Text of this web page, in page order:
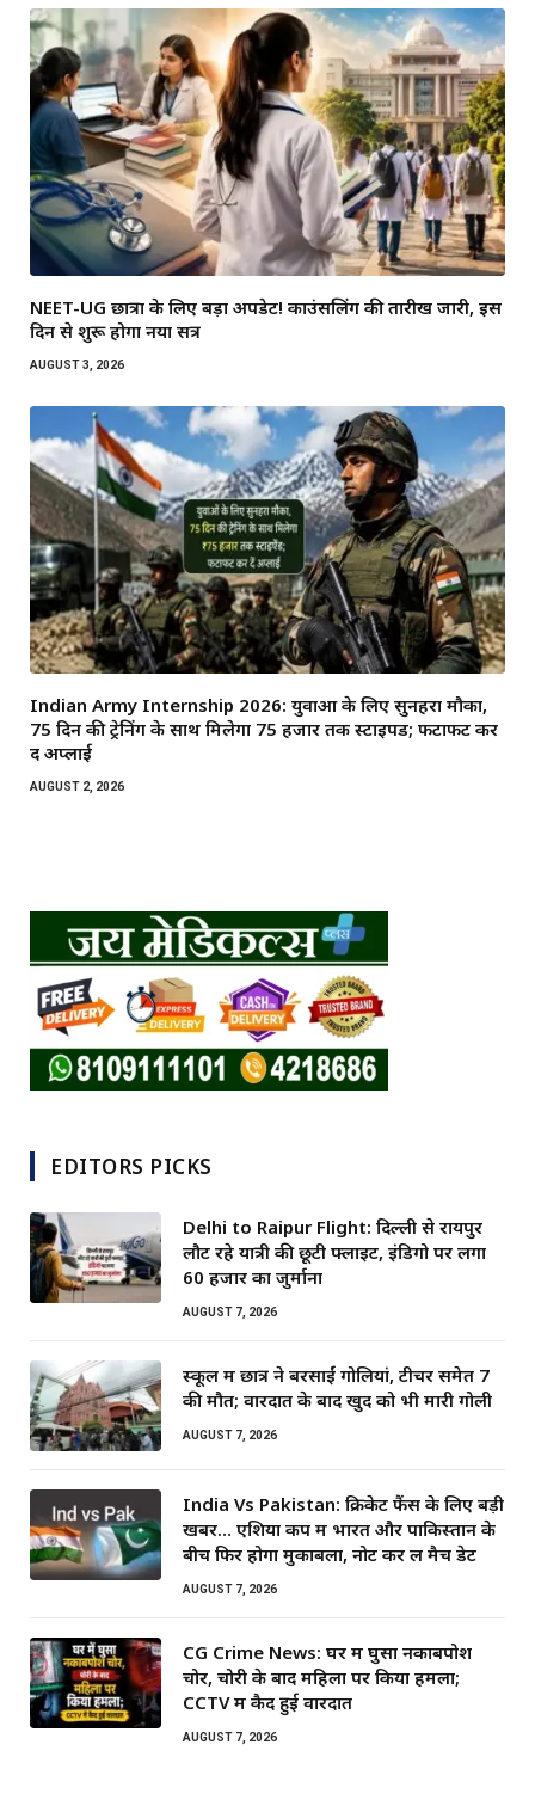
NEET-UG छात्रों के लिए बड़ा अपडेट! काउंसलिंग की तारीख जारी, इस
दिन से शुरू होगा नया सत्र
AUGUST 3, 2026
Indian Army Internship 2026: युवाओं के लिए सुनहरा मौका,
75 दिन की ट्रेनिंग के साथ मिलेगा ₹75 हजार तक स्टाइपेंड; फटाफट कर
दें अप्लाई
AUGUST 2, 2026
EDITORS PICKS
Delhi to Raipur Flight: दिल्ली से रायपुर
लौट रहे यात्री की छूटी फ्लाइट, इंडिगो पर लगा
60 हजार का जुर्माना
AUGUST 7, 2026
स्कूल में छात्र ने बरसाईं गोलियां, टीचर समेत 7
की मौत; वारदात के बाद खुद को भी मारी गोली
AUGUST 7, 2026
India Vs Pakistan: क्रिकेट फैंस के लिए बड़ी
खबर… एशिया कप में भारत और पाकिस्तान के
बीच फिर होगा मुकाबला, नोट कर लें मैच डेट
AUGUST 7, 2026
CG Crime News: घर में घुसा नकाबपोश
चोर, चोरी के बाद महिला पर किया हमला;
CCTV में कैद हुई वारदात
AUGUST 7, 2026